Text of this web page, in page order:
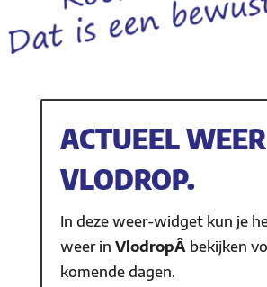
ACTUEEL WEER
VLODROP.
In deze weer-widget kun je
weer in VlodropÂ bekijken
komende dagen.